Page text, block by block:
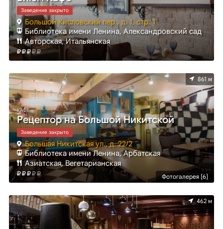
Заведение закрыто
Большой Кисловский пер., д. 1, стр. 1
Библиотека имени Ленина, Александровский сад
Авторская, Итальянская
Фотогалерея [6]
861 м
КАФЕ
Рецептор на Большой Никитской
Заведение закрыто
Большая Никитская ул., д. 22/2
Библиотека имени Ленина, Арбатская
Азиатская, Вегетарианская
462 м